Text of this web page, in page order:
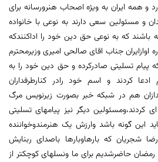
و همه ایران به ویژه اصحاب هنرورسانه برای
و مسئولین سعی دارند به نوعی با خانواده
که به نوعی حق دین خود را اداکنندکه
جناب اقای صالحی امیری وزیرمحترم
پیام تسلیتی صادرکرده و حق دین خود را به
کردند و اسم خود رادر کنارطرفداران
هم در شبکه خبر بصورت زیرنویس مرگ
کردند،ومسئولین دیگر نیز پیامهای تسلیتی
این گونه باشد وارزش یک هنرمندوخواننده
شجریان که بارهاوبارها باصدای ربنایش
رمضان حاضرشدیم برای ما ونسلهای کوچکتر از